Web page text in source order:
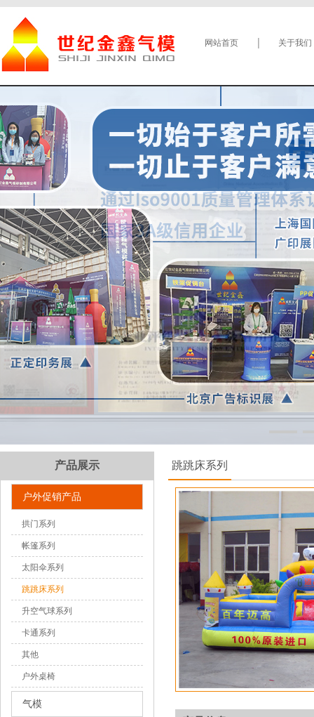
网站首页 关于我们
产品展示
户外促销产品
拱门系列
帐篷系列
太阳伞系列
跳跳床系列
升空气球系列
卡通系列
其他
户外桌椅
气模
跳跳床系列